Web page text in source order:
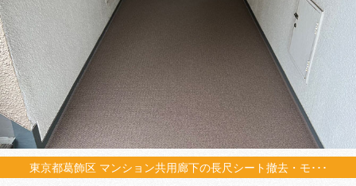
東京都葛飾区 マンション共用廊下の長尺シート撤去・モ･･･